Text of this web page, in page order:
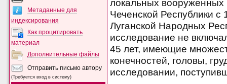
Метаданные для
индексирования
Как процитировать
материал
Дополнительные файлы
Отправить письмо автору
(Требуется вход в систему)
локальных вооруженных
Чеченской Республики с
Луганской Народных
исследование не
45 лет, имеющие
конечностей, головы,
исследовании,